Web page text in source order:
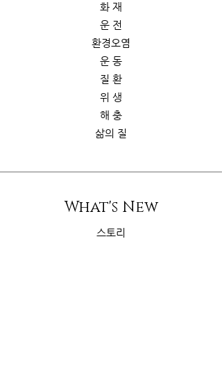
화 재
운 전
환경오염
운 동
질 환
위 생
해 충
삶의 질
What's New
스토리